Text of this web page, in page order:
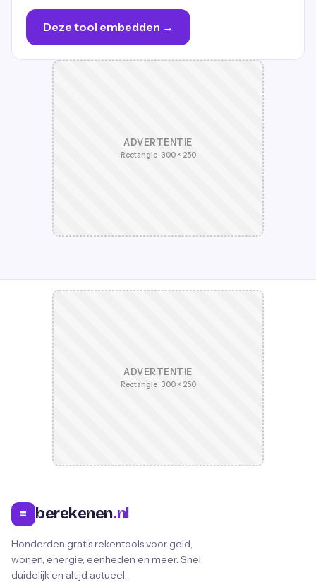
Deze tool embedden →
ADVERTENTIE
Rectangle · 300 × 250
ADVERTENTIE
Rectangle · 300 × 250
= berekenen.nl
Honderden gratis rekentools voor geld,
wonen, energie, eenheden en meer. Snel,
duidelijk en altijd actueel.